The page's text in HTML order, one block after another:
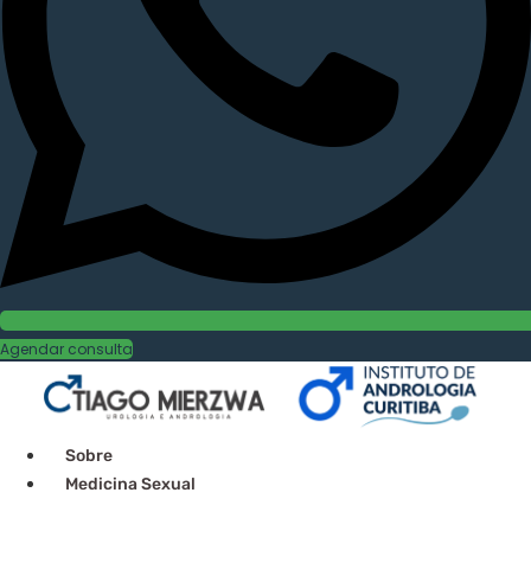
Agendar consulta
Sobre
Medicina Sexual